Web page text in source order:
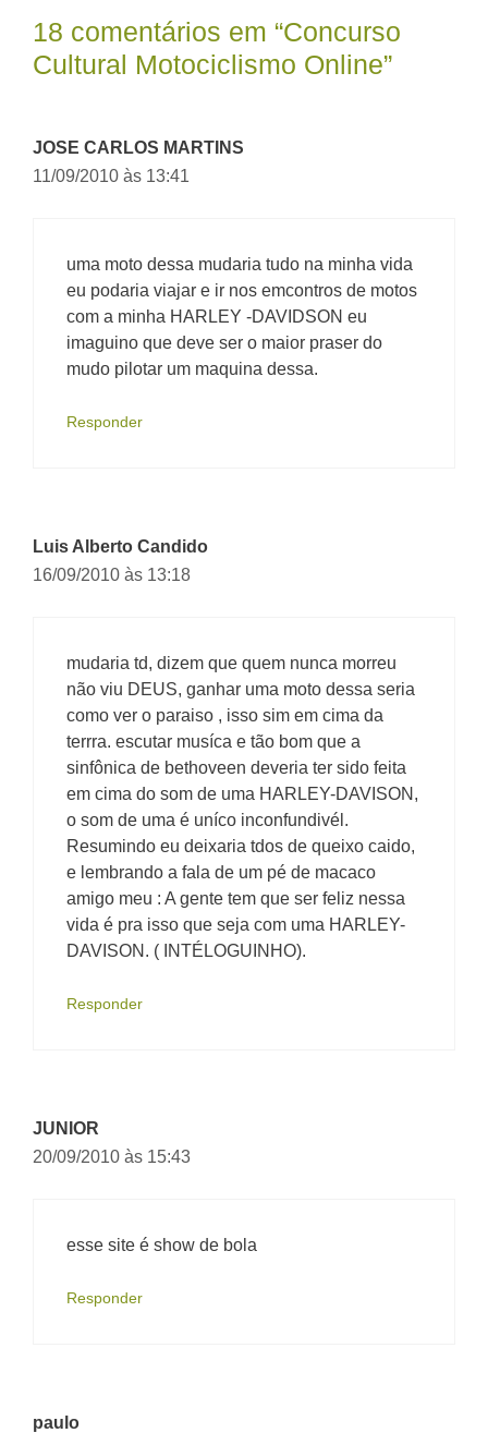
18 comentários em “Concurso
Cultural Motociclismo Online”
JOSE CARLOS MARTINS
11/09/2010 às 13:41
uma moto dessa mudaria tudo na minha vida
eu podaria viajar e ir nos emcontros de motos
com a minha HARLEY -DAVIDSON eu
imaguino que deve ser o maior praser do
mudo pilotar um maquina dessa.
Responder
Luis Alberto Candido
16/09/2010 às 13:18
mudaria td, dizem que quem nunca morreu
não viu DEUS, ganhar uma moto dessa seria
como ver o paraiso , isso sim em cima da
terrra. escutar musíca e tão bom que a
sinfônica de bethoveen deveria ter sido feita
em cima do som de uma HARLEY-DAVISON,
o som de uma é uníco inconfundivél.
Resumindo eu deixaria tdos de queixo caido,
e lembrando a fala de um pé de macaco
amigo meu : A gente tem que ser feliz nessa
vida é pra isso que seja com uma HARLEY-
DAVISON. ( INTÉLOGUINHO).
Responder
JUNIOR
20/09/2010 às 15:43
esse site é show de bola
Responder
paulo